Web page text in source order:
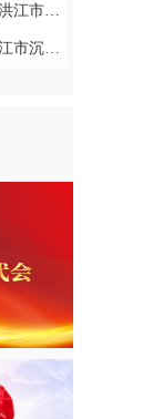
地道民俗
……5天不重样